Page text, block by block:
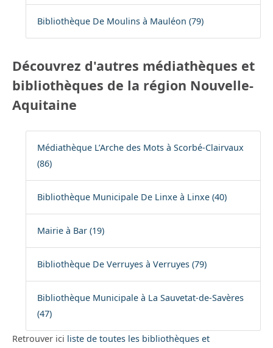
Bibliothèque De Moulins à Mauléon (79)
Découvrez d'autres médiathèques et
bibliothèques de la région Nouvelle-
Aquitaine
Médiathèque L’Arche des Mots à Scorbé-Clairvaux
(86)
Bibliothèque Municipale De Linxe à Linxe (40)
Mairie à Bar (19)
Bibliothèque De Verruyes à Verruyes (79)
Bibliothèque Municipale à La Sauvetat-de-Savères
(47)
Retrouver ici liste de toutes les bibliothèques et